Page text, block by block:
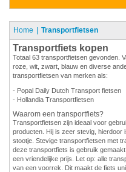
Home Transportfietsen
Transportfiets kopen
Totaal 63 transportfietsen gevonden.
roze, wit, zwart, blauw en diverse
transportfietsen van merken als:
- Popal Daily Dutch Transport fietsen
- Hollandia Transportfietsen
Waarom een transportfiets?
Transportfietsen zijn ideaal voor
producten. Hij is zeer stevig, hierdoor
stootje. Stevige transportfietsen met
deze transportfiets is gebruik
een vriendelijke prijs. Let op: alle
van een voorrek. Dit maakt de fiets